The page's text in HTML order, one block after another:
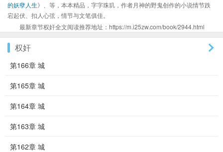
的妖孽人生》、等，本本精品，字字珠玑，作者月神的野鬼创作的小说情节跌
宕起伏、扣人心弦，情节与文笔俱佳。
最新章节权奸全文阅读推荐地址：https://m.i25zw.com/book/2944.html
权奸
第166章 城
第165章 城
第164章 城
第163章 城
第162章 城